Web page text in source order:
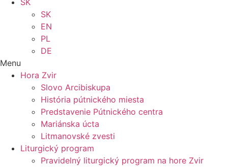
SK
SK
EN
PL
DE
Menu
Hora Zvir
Slovo Arcibiskupa
História pútnického miesta
Predstavenie Pútnického centra
Mariánska úcta
Litmanovské zvesti
Liturgický program
Pravidelný liturgický program na hore Zvir